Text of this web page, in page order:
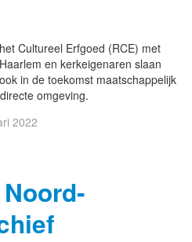
Cultureel Erfgoed (RCE) met
en kerkeigenaren slaan
in de toekomst maatschappelijk
omgeving.
2022